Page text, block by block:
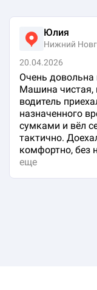
Юлия
Нижний
20.04.2026
Очень довольна
Машина чистая,
водитель
назначенного
сумками и вёл
тактично.
комфортно, без
еще